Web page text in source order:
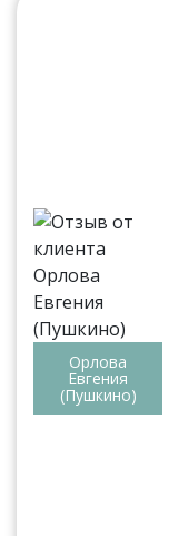
Орлова
Евгения
(Пушкино)